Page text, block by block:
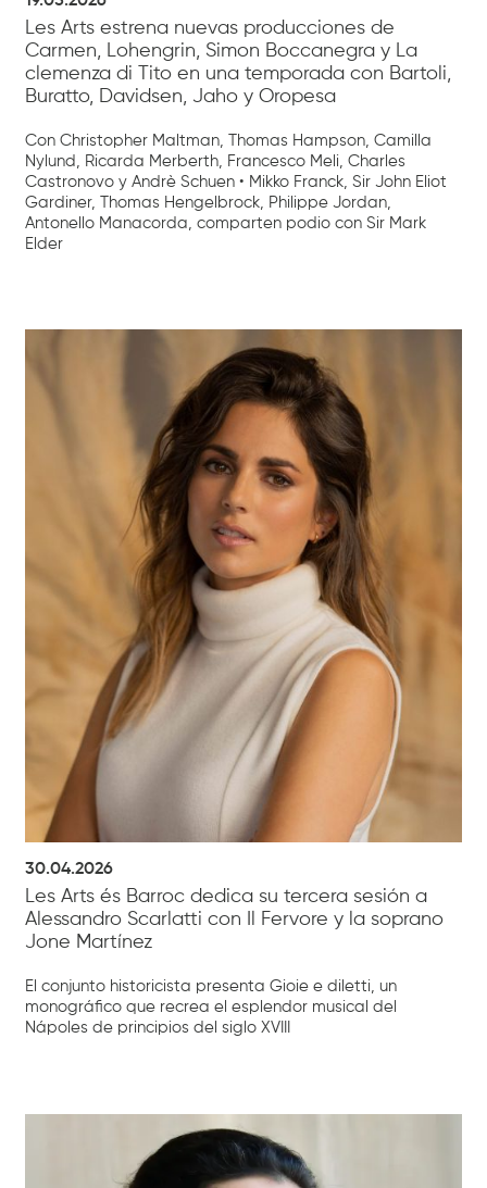
Les Arts estrena nuevas producciones de
Carmen, Lohengrin, Simon Boccanegra y La
clemenza di Tito en una temporada con Bartoli,
Buratto, Davidsen, Jaho y Oropesa
Con Christopher Maltman, Thomas Hampson, Camilla
Nylund, Ricarda Merberth, Francesco Meli, Charles
Castronovo y Andrè Schuen • Mikko Franck, Sir John Eliot
Gardiner, Thomas Hengelbrock, Philippe Jordan,
Antonello Manacorda, comparten podio con Sir Mark
Elder
30.04.2026
Les Arts és Barroc dedica su tercera sesión a
Alessandro Scarlatti con Il Fervore y la soprano
Jone Martínez
El conjunto historicista presenta Gioie e diletti, un
monográfico que recrea el esplendor musical del
Nápoles de principios del siglo XVIII